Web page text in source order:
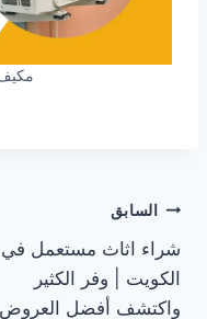
تصفّح
المقالات
السابق
شراء اثاث مستعمل في
الكويت | وفر الكثير
واكتشف أفضل العروض